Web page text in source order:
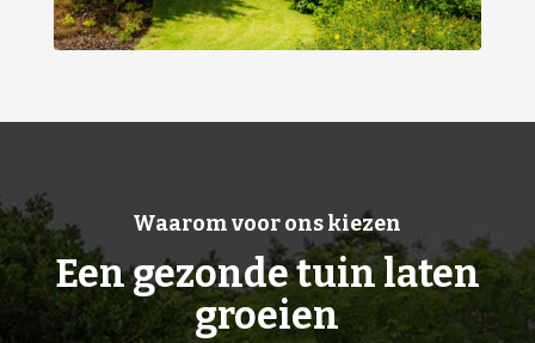
Waarom voor ons kiezen
Een gezonde tuin laten
groeien